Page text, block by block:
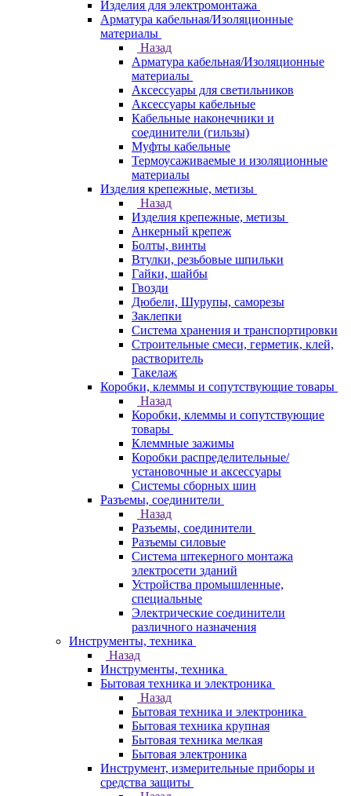
Изделия для электромонтажа
Арматура кабельная/Изоляционные
материалы
Назад
Арматура кабельная/Изоляционные
материалы
Аксессуары для светильников
Аксессуары кабельные
Кабельные наконечники и
соединители (гильзы)
Муфты кабельные
Термоусаживаемые и изоляционные
материалы
Изделия крепежные, метизы
Назад
Изделия крепежные, метизы
Анкерный крепеж
Болты, винты
Втулки, резьбовые шпильки
Гайки, шайбы
Гвозди
Дюбели, Шурупы, саморезы
Заклепки
Система хранения и транспортировки
Строительные смеси, герметик, клей,
растворитель
Такелаж
Коробки, клеммы и сопутствующие товары
Назад
Коробки, клеммы и сопутствующие
товары
Клеммные зажимы
Коробки распределительные/
установочные и аксессуары
Системы сборных шин
Разъемы, соединители
Назад
Разъемы, соединители
Разъемы силовые
Система штекерного монтажа
электросети зданий
Устройства промышленные,
специальные
Электрические соединители
различного назначения
Инструменты, техника
Назад
Инструменты, техника
Бытовая техника и электроника
Назад
Бытовая техника и электроника
Бытовая техника крупная
Бытовая техника мелкая
Бытовая электроника
Инструмент, измерительные приборы и
средства защиты